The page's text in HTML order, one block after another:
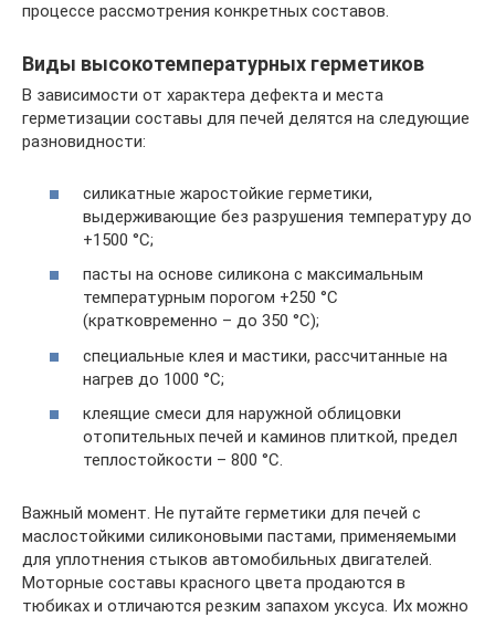
процессе рассмотрения конкретных составов.
Виды высокотемпературных герметиков
В зависимости от характера дефекта и места
герметизации составы для печей делятся на следующие
разновидности:
силикатные жаростойкие герметики,
выдерживающие без разрушения температуру до
+1500 °С;
пасты на основе силикона с максимальным
температурным порогом +250 °С
(кратковременно – до 350 °С);
специальные клея и мастики, рассчитанные на
нагрев до 1000 °С;
клеящие смеси для наружной облицовки
отопительных печей и каминов плиткой, предел
теплостойкости – 800 °С.
Важный момент. Не путайте герметики для печей с
маслостойкими силиконовыми пастами, применяемыми
для уплотнения стыков автомобильных двигателей.
Моторные составы красного цвета продаются в
тюбиках и отличаются резким запахом уксуса. Их можно